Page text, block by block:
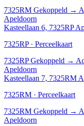
7325RM Gekoppeld →
Apeldoorn
Kasteellaan 6, 7325RP
7325RP · Perceelkaart
7325RP Gekoppeld →
Apeldoorn
Kasteellaan 7, 7325RM
7325RM · Perceelkaart
7325RM Gekoppeld →
Apeldoorn